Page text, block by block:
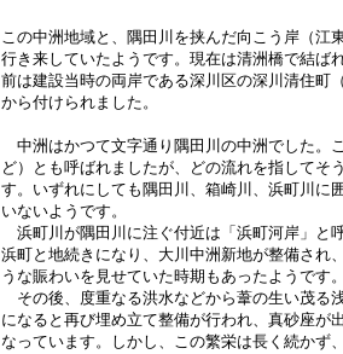
この中洲地域と、隅田川を挟んだ向こう岸（江
行き来していたようです。現在は清洲橋で結ば
前は建設当時の両岸である深川区の深川清住町
から付けられました。
中洲はかつて文字通り隅田川の中洲でした。
ど）とも呼ばれましたが、どの流れを指してそ
す。いずれにしても隅田川、箱崎川、浜町川に
いないようです。
浜町川が隅田川に注ぐ付近は「浜町河岸」と
浜町と地続きになり、大川中洲新地が整備され
うな賑わいを見せていた時期もあったようです。
その後、度重なる洪水などから葦の生い茂る
になると再び埋め立て整備が行われ、真砂座が
なっています。しかし、この繁栄は長く続かず